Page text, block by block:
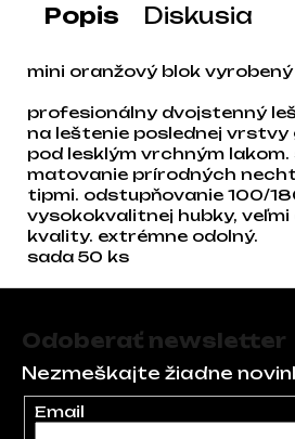
Popis Diskusia
mini oranžový blok
profesionálny dvojstenný
na leštenie poslednej vrstvy
pod lesklým vrchným lakom.
matovanie prírodných
tipmi. odstupňovanie 100/
vysokokvalitnej hubky, veľmi
kvality. extrémne odolný.
sada 50 ks
Odoberať newsletter
Nezmeškajte žiadne
Email